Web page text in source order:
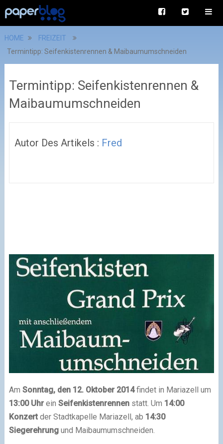
HOME
FREIZEIT
Termintipp: Seifenkistenrennen & Maibaumumschneiden
Termintipp: Seifenkistenrennen &
Maibaumumschneiden
Autor Des Artikels : Fred
Am Sonntag, den 12. Oktober 2014findet in Mariazell um
13:00 Uhrein Seifenkistenrennenstatt. Um 14:00
Konzertder Stadtkapelle Mariazell, ab 14:30
Siegerehrungund Maibaumumschneiden.